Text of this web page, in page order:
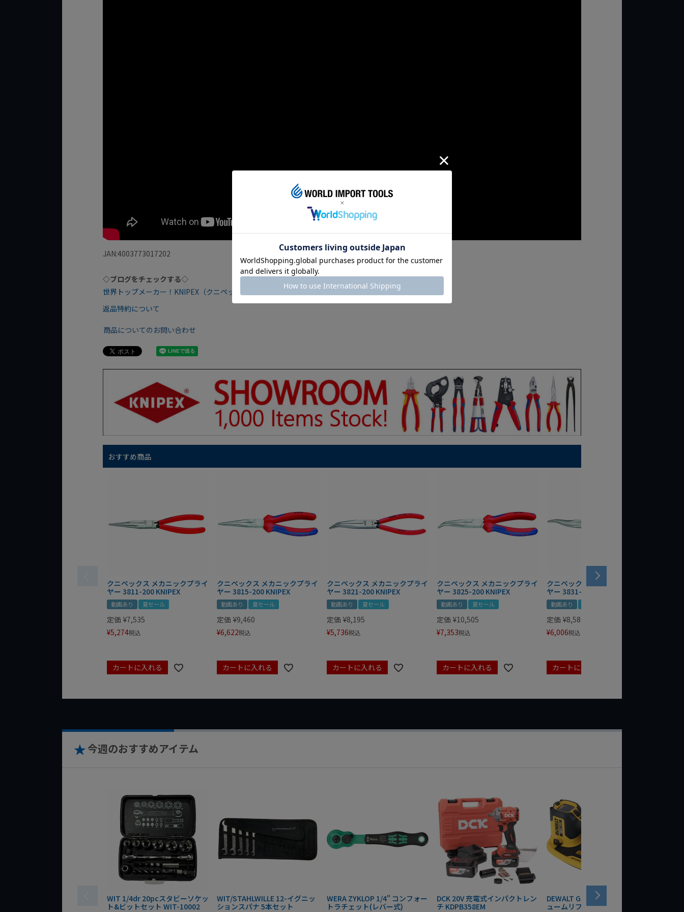
JAN:4003773017202
◇ブログをチェックする◇
世界トップメーカー！KNIPEX（クニペックス）メカニックプライヤーをクローズアップ！
返品特約について
商品についてのお問い合わせ
おすすめ商品
クニペックス メカニックプライ
ヤー 3811-200 KNIPEX
動画あり 夏セール
定価 ¥7,535
¥5,274税込
カートに入れる
クニペックス メカニックプライ
ヤー 3815-200 KNIPEX
動画あり 夏セール
定価 ¥9,460
¥6,622税込
カートに入れる
クニペックス メカニックプライ
ヤー 3821-200 KNIPEX
動画あり 夏セール
定価 ¥8,195
¥5,736税込
カートに入れる
クニペックス メカニックプライ
ヤー 3825-200 KNIPEX
動画あり 夏セール
定価 ¥10,505
¥7,353税込
カートに入れる
クニペックス メカニックプライ
ヤー 3831-200 KNIPEX
動画あり
定価 ¥8,580
¥6,006税込
カートに入れる
今週のおすすめアイテム
WIT 1/4dr 20pcスタビーソケッ
ト&ビットセット WIT-10002
WIT/STAHLWILLE 12-イグニッ
ションスパナ 5本セット
WERA ZYKLOP 1/4" コンフォー
トラチェット(レバー式)
DCK 20V 充電式インパクトレン
チ KDPB358EM
DEWALT GRABO 18V電動バキ
ュームリフター DCE590N-XJ